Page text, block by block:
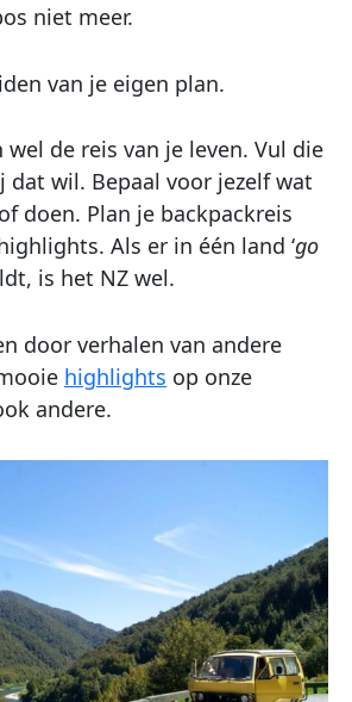
niet meer.
van je eigen plan.
de reis van je leven. Vul die
dat wil. Bepaal voor jezelf wat
doen. Plan je backpackreis
Als er in één land ‘go
is het NZ wel.
door verhalen van andere
highlights op onze
andere.